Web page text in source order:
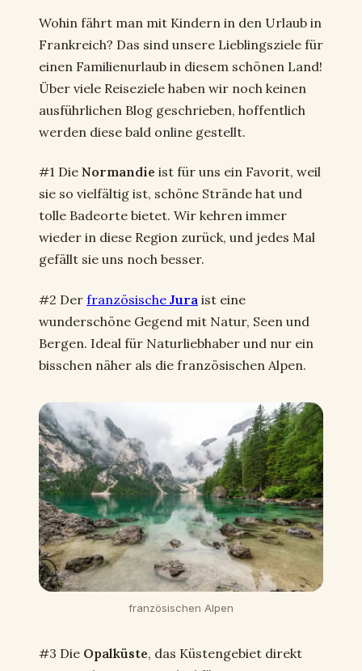
Wohin fährt man mit Kindern in den Urlaub in
Frankreich? Das sind unsere Lieblingsziele für
einen Familienurlaub in diesem schönen Land!
Über viele Reiseziele haben wir noch keinen
ausführlichen Blog geschrieben, hoffentlich
werden diese bald online gestellt.
#1 Die Normandie ist für uns ein Favorit, weil
sie so vielfältig ist, schöne Strände hat und
tolle Badeorte bietet. Wir kehren immer
wieder in diese Region zurück, und jedes Mal
gefällt sie uns noch besser.
#2 Der französische Jura ist eine
wunderschöne Gegend mit Natur, Seen und
Bergen. Ideal für Naturliebhaber und nur ein
bisschen näher als die französischen Alpen.
französischen Alpen
#3 Die Opalküste, das Küstengebiet direkt